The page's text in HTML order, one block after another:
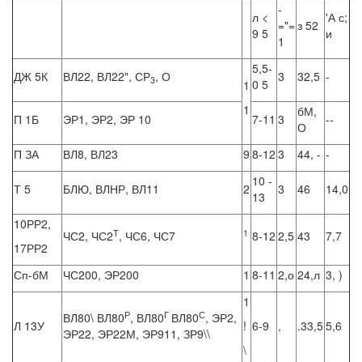
л <
9 5
-
="=
1
з 52 'А с;
и
ДЖ 5К ВЛ22, ВЛ22", СР3, О
1
1
5,5-
0 5 3 32,5 -
П 1Б ЭР1, ЭР2, ЭР 10 7-11 3
бМ,
О
--
П ЗА ВЛ8, ВЛ23 9 8-12 3 44, - -
Т 5 БЛЮ, ВЛНР, ВЛ11 2 10 -
13
3 46 14,0
10РР2,
17РР2
ЧС2, ЧС2Т, ЧС6, ЧС7 1 8-12 2,5 43 7,7
Сп-бМ ЧС200, ЭР200 1 8-11 2,о 24,л 3, )
Л 13У ВЛ80\ ВЛ80Р, ВЛ80Г ВЛ80С, ЭР2,
ЭР22, ЭР22М, ЭР911, ЗР9\\
1
!
\
6-9 , .33,55,6